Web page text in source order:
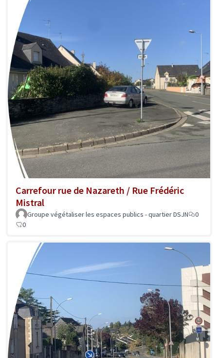
Carrefour rue de Nazareth / Rue Frédéric
Mistral
Groupe végétaliser les espaces publics - quartier DSJN
0
0